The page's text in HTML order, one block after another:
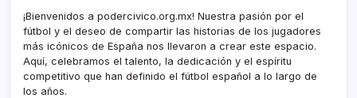
¡Bienvenidos a podercivico.org.mx! Nuestra pasión por el
fútbol y el deseo de compartir las historias de los jugadores
más icónicos de España nos llevaron a crear este espacio.
Aquí, celebramos el talento, la dedicación y el espíritu
competitivo que han definido el fútbol español a lo largo de
los años.